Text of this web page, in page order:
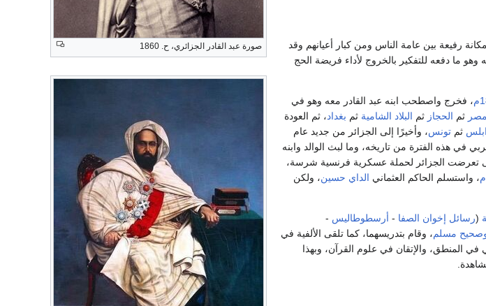
صورة عبد القادر الجزائري، ح. 1860
رفيعة بين عامة الناس ومن كبار أعيانهم وقد
وهو ما دفعه للتفكير بالخروج لأداء فريضة الحج
، فخرج واصطحب ابنه عبد القادر معه وهو في
مصر ثم الحجاز ثم البلاد الشامية ثم بغداد، ثم العودة
ثم تونس، وأخيرًا إلى الجزائر من جديد عام
في هذه الفترة من تاريخه، وما لبث الوالد وابنه
تعرضت الجزائر لحملة عسكرية فرنسية شرسة،
، واستسلم الحاكم العثماني الداي حسين، ولكن
(رسائل إخوان الصفا - أرسطوطاليس -
مسلم، وقام بتدريسهما، كما تلقى الألفية في
في المنطق، والإتقان في علوم القرآن، وبهذا